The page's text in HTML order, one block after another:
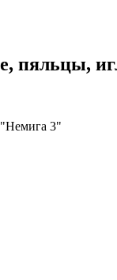
пяльцы,
3"